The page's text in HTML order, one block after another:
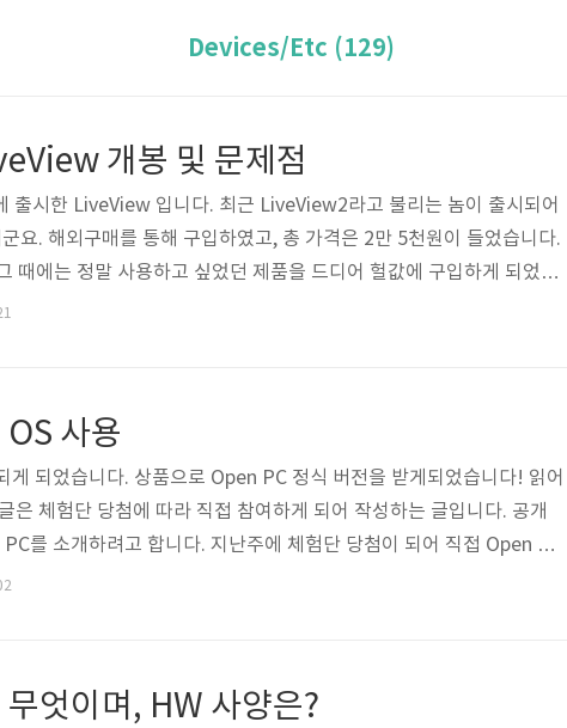
Devices/Etc (129)
개봉 및 문제점
출시한 LiveView 입니다. 최근 LiveView2라고 불리는 놈이 출시되어
요. 해외구매를 통해 구입하였고, 총 가격은 2만 5천원이 들었습니다.
때에는 정말 사용하고 싶었던 제품을 드디어 헐값에 구입하게 되었네
정도에 판매된다고 합니다. 제가 구매한제품은 22$ 정도에 판매되고
사용
게 되었습니다. 상품으로 Open PC 정식 버전을 받게되었습니다! 읽어
은 체험단 당첨에 따라 직접 참여하게 되어 작성하는 글입니다. 공개
를 소개하려고 합니다. 지난주에 체험단 당첨이 되어 직접 Open PC
아래 순서대로 작성하겠습니다. 1. Open PC는 무엇이며, HW 사양
엇이며, HW 사양은?